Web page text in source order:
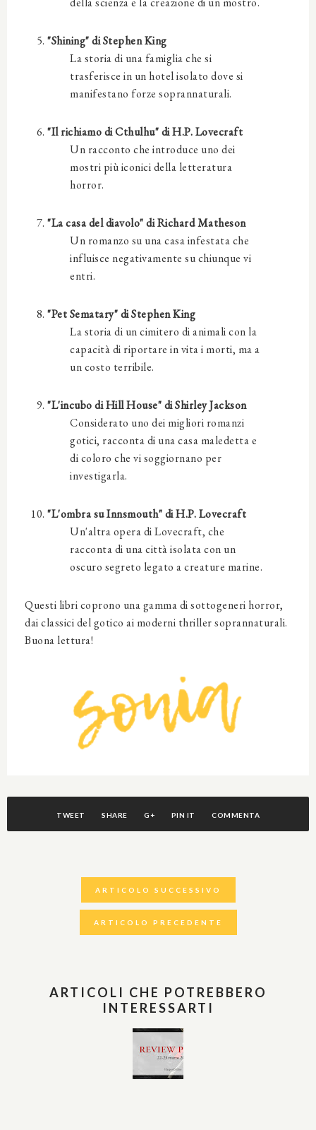
"Shining" di Stephen King
La storia di una famiglia che si
trasferisce in un hotel isolato dove si
manifestano forze soprannaturali.
"Il richiamo di Cthulhu" di H.P. Lovecraft
Un racconto che introduce uno dei
mostri più iconici della letteratura
horror.
"La casa del diavolo" di Richard Matheson
Un romanzo su una casa infestata che
influisce negativamente su chiunque vi
entri.
"Pet Sematary" di Stephen King
La storia di un cimitero di animali con la
capacità di riportare in vita i morti, ma a
un costo terribile.
"L'incubo di Hill House" di Shirley Jackson
Considerato uno dei migliori romanzi
gotici, racconta di una casa maledetta e
di coloro che vi soggiornano per
investigarla.
"L'ombra su Innsmouth" di H.P. Lovecraft
Un'altra opera di Lovecraft, che
racconta di una città isolata con un
oscuro segreto legato a creature marine.
Questi libri coprono una gamma di sottogeneri horror,
dai classici del gotico ai moderni thriller soprannaturali.
Buona lettura!
TWEET SHARE G+ PIN IT COMMENTA
ARTICOLO SUCCESSIVO
ARTICOLO PRECEDENTE
ARTICOLI CHE POTREBBERO
INTERESSARTI